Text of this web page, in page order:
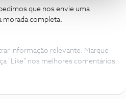
que nos envie uma
morada completa.
informação relevante. Marque
"Like" nos melhores comentários.